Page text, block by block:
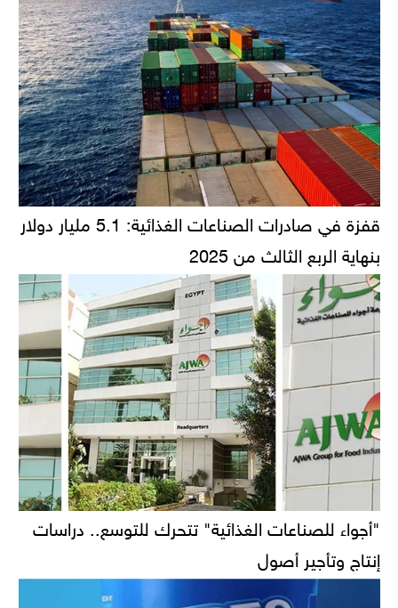
قفزة في صادرات الصناعات الغذائية: 5.1 مليار دولار
بنهاية الربع الثالث من 2025
"أجواء للصناعات الغذائية" تتحرك للتوسع.. دراسات
إنتاج وتأجير أصول